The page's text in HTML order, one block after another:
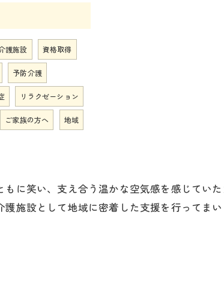
護施設 資格取得
予防介護
リラクゼーション
ご家族の方へ 地域
もに笑い、支え合う温かな空気感を感じてい
施設として地域に密着した支援を行ってまい